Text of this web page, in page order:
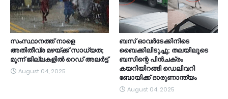
സംസ്ഥാനത്ത് നാളെ
അതിതീവ്ര മഴയ്ക്ക് സാധ്യത;
മൂന്ന് ജില്ലകളിൽ റെഡ് അലർട്ട്
August 04, 2025
ബസ് ഓവര്‍ടേക്കിനിടെ
ബൈക്കിലിടുച്ചു; തലയിലൂടെ
ബസിന്റെ പിന്‍ചക്രം
കയറിയിറങ്ങി ഡെലിവറി
ബോയിക്ക് ദാരുണാന്ത്യം
August 04, 2025